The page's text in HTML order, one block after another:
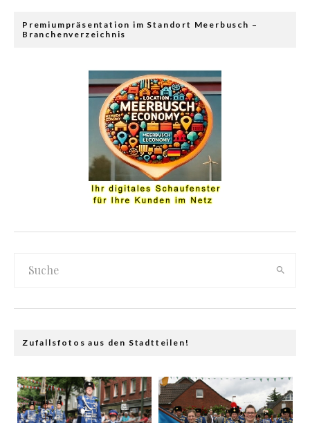
Premiumpräsentation im Standort Meerbusch –
Branchenverzeichnis
Zufallsfotos aus den Stadtteilen!